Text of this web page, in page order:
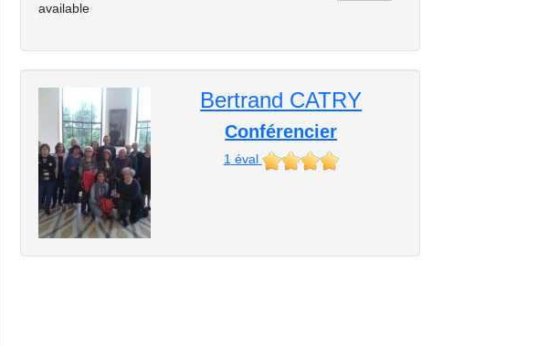
available
Bertrand CATRY
Conférencier
1éval